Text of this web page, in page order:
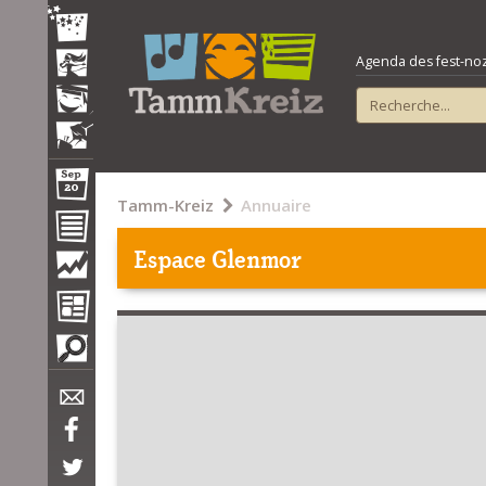
Agenda des fest-
Tamm-Kreiz Annuaire
Espace Glenmor